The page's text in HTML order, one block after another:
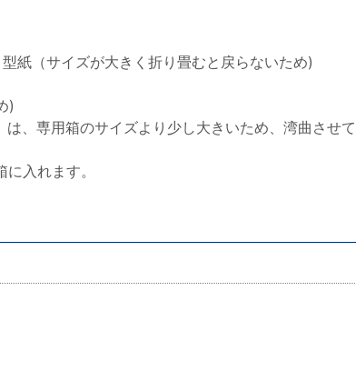
紙（サイズが大きく折り畳むと戻らないため)
)
は、専用箱のサイズより少し大きいため、湾曲させ
入れます。